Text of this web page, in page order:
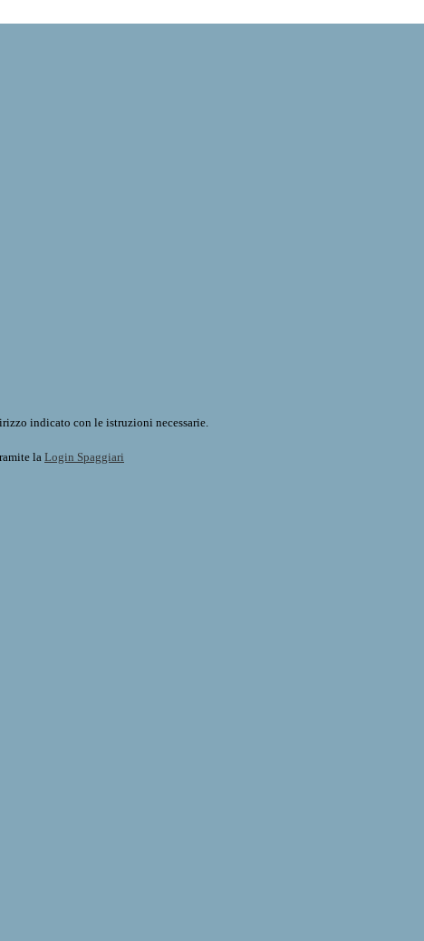
indicato con le istruzioni necessarie.
la Login Spaggiari